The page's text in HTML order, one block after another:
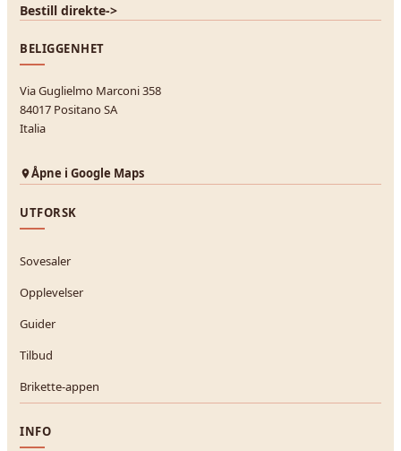
Bestill direkte->
BELIGGENHET
Via Guglielmo Marconi 358
84017 Positano SA
Italia
Åpne i Google Maps
UTFORSK
Sovesaler
Opplevelser
Guider
Tilbud
Brikette-appen
INFO